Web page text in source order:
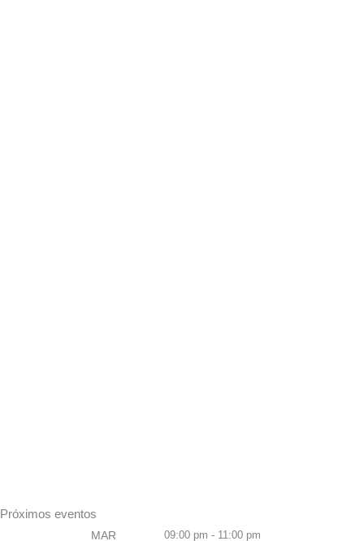
Próximos eventos
MAR
09:00 pm - 11:00 pm